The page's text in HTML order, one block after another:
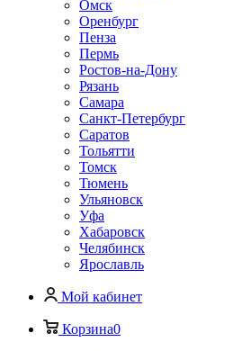
Омск
Оренбург
Пенза
Пермь
Ростов-на-Дону
Рязань
Самара
Санкт-Петербург
Саратов
Тольятти
Томск
Тюмень
Ульяновск
Уфа
Хабаровск
Челябинск
Ярославль
Мой кабинет
Корзина0